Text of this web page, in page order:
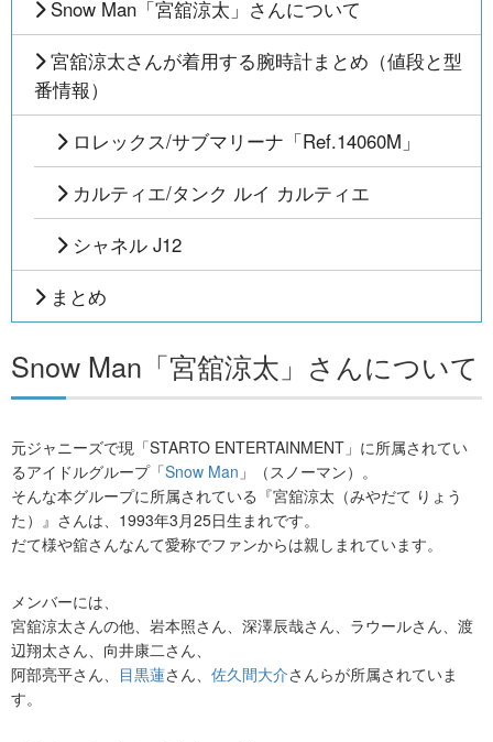
Snow Man「宮舘涼太」さんについて
宮舘涼太さんが着用する腕時計まとめ（値段と型
番情報）
ロレックス/サブマリーナ「Ref.14060M」
カルティエ/タンク ルイ カルティエ
シャネル J12
まとめ
Snow Man「宮舘涼太」さんについて
元ジャニーズで現「STARTO ENTERTAINMENT」に所属されてい
るアイドルグループ「Snow Man 」（スノーマン）。
そんな本グループに所属されている『宮舘涼太（みやだて りょう
た）』さんは、1993年3月25日生まれです。
だて様や舘さんなんて愛称でファンからは親しまれています。
メンバーには、
宮舘涼太さんの他、岩本照さん、深澤辰哉さん、ラウールさん、渡
辺翔太さん、向井康二さん、
阿部亮平さん、 目黒蓮さん、 佐久間大介さんらが所属されていま
す。